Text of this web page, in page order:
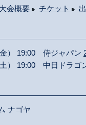
大会概要 チケット
） 19:00 侍ジャパン
） 19:00 中日ドラゴ
ナゴヤ